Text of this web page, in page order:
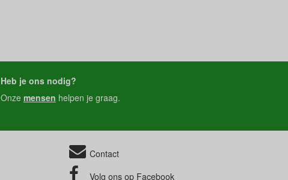
Heb je ons nodig?
Onze mensen helpen je graag.
Contact
Volg ons op Facebook